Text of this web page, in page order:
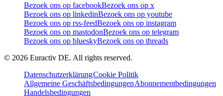
Bezoek ons op facebookBezoek ons op x
Bezoek ons op linkedinBezoek ons op youtube
Bezoek ons op rss-feedBezoek ons op instagram
Bezoek ons op mastodonBezoek ons op telegram
Bezoek ons op blueskyBezoek ons op threads
© 2026 Euractiv DE. All rights reserved.
DatenschutzerklärungCookie Politik
Allgemeine GeschäftsbedingungenAbonnementbedingungen
Handelsbedingungen